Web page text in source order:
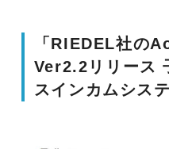
「RIEDEL社の
Ver2.2リリース
スインカムシス